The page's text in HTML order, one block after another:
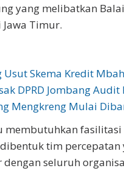
yang melibatkan
Timur.
Usut Skema Kredit
DPRD Jombang
Mengkreng Mulai
membutuhkan
tim
seluruh